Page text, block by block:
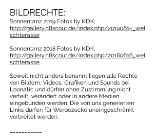
BILDRECHTE:
Sonnentanz 2019 Fotos by KDK;
http://gallery.n8scout.de/index.php/20190615_wel
schterasse
Sonnentanz 2018 Fotos by KDK;
http://gallery.n8scout.de/index.php/20180616_wel
schterasse
Soweit nicht anders benannt liegen alle Rechte
von Bildern, Videos, Grafiken und Sounds bei
Loonatic und dürfen ohne Zustimmung nicht
verteilt, verändert oder in andere Medien
eingebunden werden. Die von uns generierten
Links dürfen für Werbezecke uneingeschränkt
verbreitet werden.